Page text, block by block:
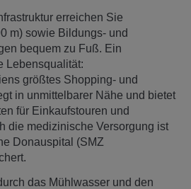
erreichen Sie
m) sowie Bildungs- und
bequem zu Fuß. Ein
Lebensqualität:
größtes Shopping- und
in unmittelbarer Nähe und bietet
für Einkaufstouren und
die medizinische Versorgung ist
Donauspital (SMZ
das Mühlwasser und den